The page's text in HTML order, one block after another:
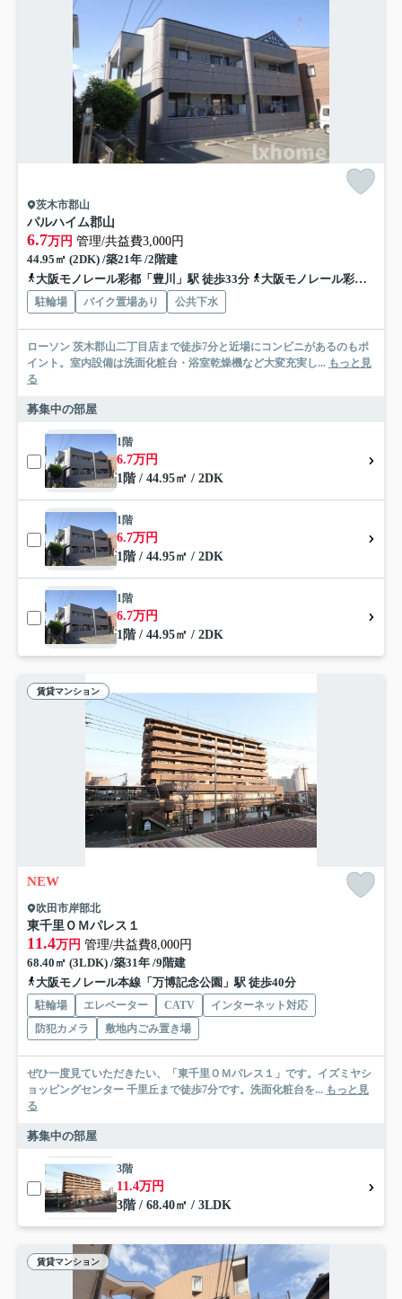
茨木市郡山
パルハイム郡山
6.7万円 管理/共益費3,000円
44.95㎡ (2DK) /築21年 /2階建
大阪モノレール彩都「豊川」駅 徒歩33分
大阪モノレール彩都「阪大病院前」駅 徒歩40分
駐輪場 バイク置場あり 公共下水
ローソン 茨木郡山二丁目店まで徒歩7分と近場にコンビニがあるのもポ
イント。室内設備は洗面化粧台・浴室乾燥機など大変充実し... もっと見
る
募集中の部屋
1階
6.7万円
1階 / 44.95㎡ / 2DK
1階
6.7万円
1階 / 44.95㎡ / 2DK
1階
6.7万円
1階 / 44.95㎡ / 2DK
賃貸マンション
NEW
吹田市岸部北
東千里ＯＭパレス１
11.4万円 管理/共益費8,000円
68.40㎡ (3LDK) /築31年 /9階建
大阪モノレール本線「万博記念公園」駅 徒歩40分
駐輪場 エレベーター CATV
インターネット対応
防犯カメラ
敷地内ごみ置き場
ぜひ一度見ていただきたい、「東千里ＯＭパレス１」です。イズミヤシ
ョッピングセンター 千里丘まで徒歩7分です。洗面化粧台を... もっと見
る
募集中の部屋
3階
11.4万円
3階 / 68.40㎡ / 3LDK
賃貸マンション